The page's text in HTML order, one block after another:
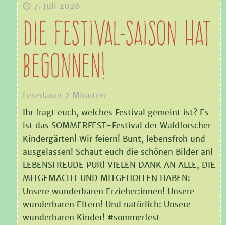
7. Juli 2026
Die Festival-Saison hat
begonnen!
Lesedauer 2 Minuten
Ihr fragt euch, welches Festival gemeint ist? Es
ist das SOMMERFEST-Festival der Waldforscher
Kindergärten! Wir feiern! Bunt, lebensfroh und
ausgelassen! Schaut euch die schönen Bilder an!
LEBENSFREUDE PUR! VIELEN DANK AN ALLE, DIE
MITGEMACHT UND MITGEHOLFEN HABEN:
Unsere wunderbaren Erzieher:innen! Unsere
wunderbaren Eltern! Und natürlich: Unsere
wunderbaren Kinder! #sommerfest